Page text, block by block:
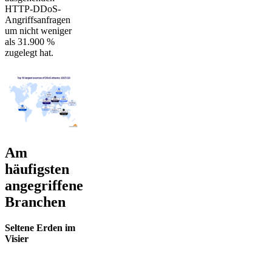
HTTP-DDoS-
Angriffsanfragen
um nicht weniger
als 31.900 %
zugelegt hat.
Am
häufigsten
angegriffene
Branchen
Seltene Erden im
Visier